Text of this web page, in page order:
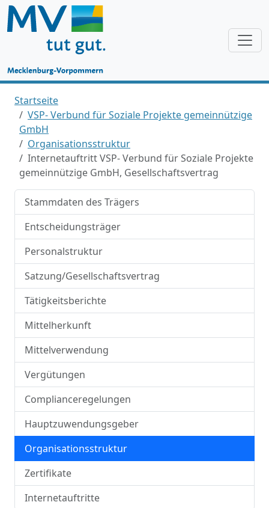
Startseite
VSP- Verbund für Soziale Projekte gemeinnützige
GmbH
Organisationsstruktur
Internetauftritt VSP- Verbund für Soziale Projekte
gemeinnützige GmbH, Gesellschaftsvertrag
Stammdaten des Trägers
Entscheidungsträger
Personalstruktur
Satzung/Gesellschaftsvertrag
Tätigkeitsberichte
Mittelherkunft
Mittelverwendung
Vergütungen
Complianceregelungen
Hauptzuwendungsgeber
Organisationsstruktur
Zertifikate
Internetauftritte